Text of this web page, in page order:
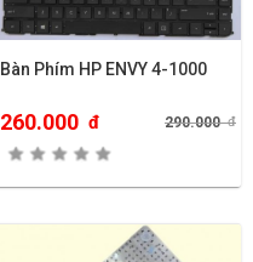
Bàn Phím HP ENVY 4-1000
260.000 đ 290.000đ